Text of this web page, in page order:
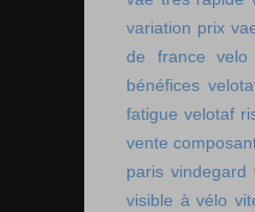
variation prix
de france
velo
bénéfices
fatigue velotaf
vente
paris vindegard
visible à vélo